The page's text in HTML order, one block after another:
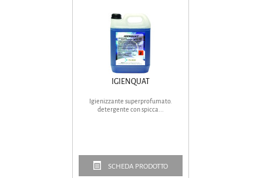
IGIENQUAT
Igienizzante superprofumato.
detergente con spicca...
SCHEDA PRODOTTO